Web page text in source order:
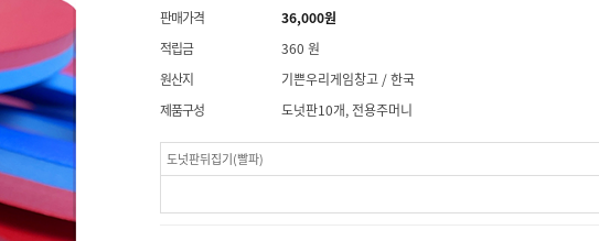
판매가격 36,000원
적립금
360 원
원산지
기쁜우리게임창고 / 한국
제품구성
도넛판10개, 전용주머니
도넛판뒤집기(빨파)